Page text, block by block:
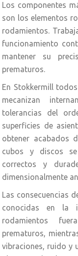
Los componentes
son los elementos
rodamientos.
funcionamiento
mantener su
prematuros.
En Stokkermill
mecanizan
tolerancias del
superficies de
obtener acabados
cubos y discos se
correctos y
dimensionalmente
Las consecuencias
conocidas en la
rodamientos
prematuros,
vibraciones, ruido y